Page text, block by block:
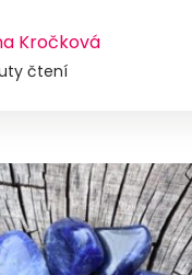
Kročková
čtení